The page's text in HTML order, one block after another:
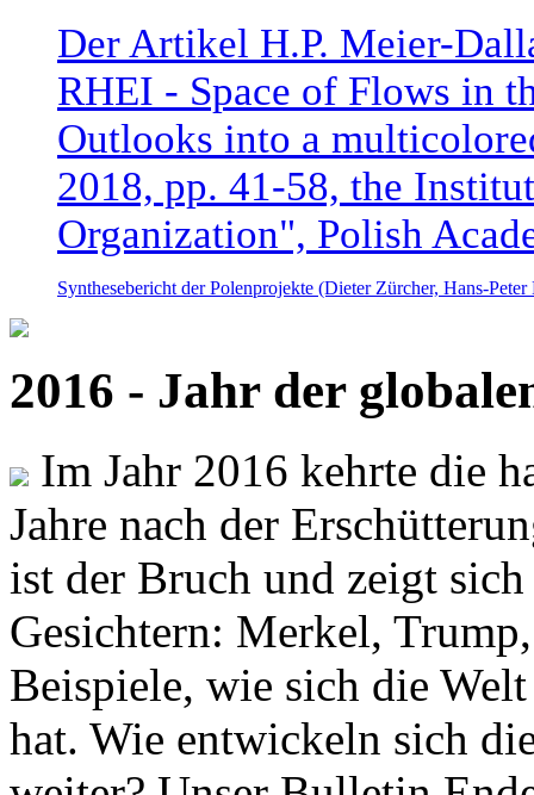
Der Artikel H.P. Meier-
RHEI - Space of Flows in
Outlooks into a
2018, pp. 41-58, the
Organization", Polish
Synthesebericht der Polenprojekte (Dieter Zürcher, Hans-
2016 - Jahr der
Im Jahr 2016 kehrte die
Jahre nach der
ist der Bruch und zeigt
Gesichtern: Merkel,
Beispiele, wie sich die
hat. Wie entwickeln sich